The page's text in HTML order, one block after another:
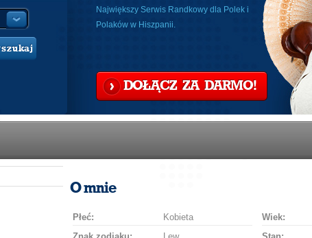
Największy Serwis Randkowy dla Polek i
Polaków w Hiszpanii.
DOŁĄCZ ZA DARMO!
O mnie
Płeć: Kobieta Wiek: